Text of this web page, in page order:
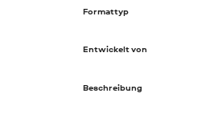
Formattyp
Entwickelt von
Beschreibung